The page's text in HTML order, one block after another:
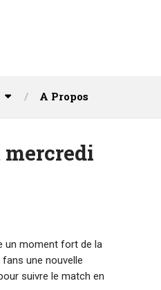
A Propos
mercredi
un moment fort de la
une nouvelle
suivre le match en